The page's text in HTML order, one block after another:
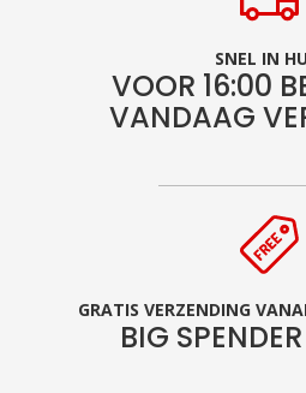
SNEL IN
VOOR 16:00
VANDAAG
GRATIS VERZENDING
BIG